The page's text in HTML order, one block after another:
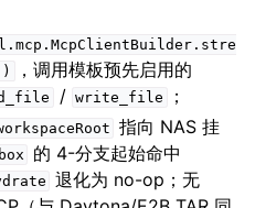
，调用模板预先启用的
/ write_file
；
指向 NAS 挂
的 4-分支起始命中
退化为 no-op；无